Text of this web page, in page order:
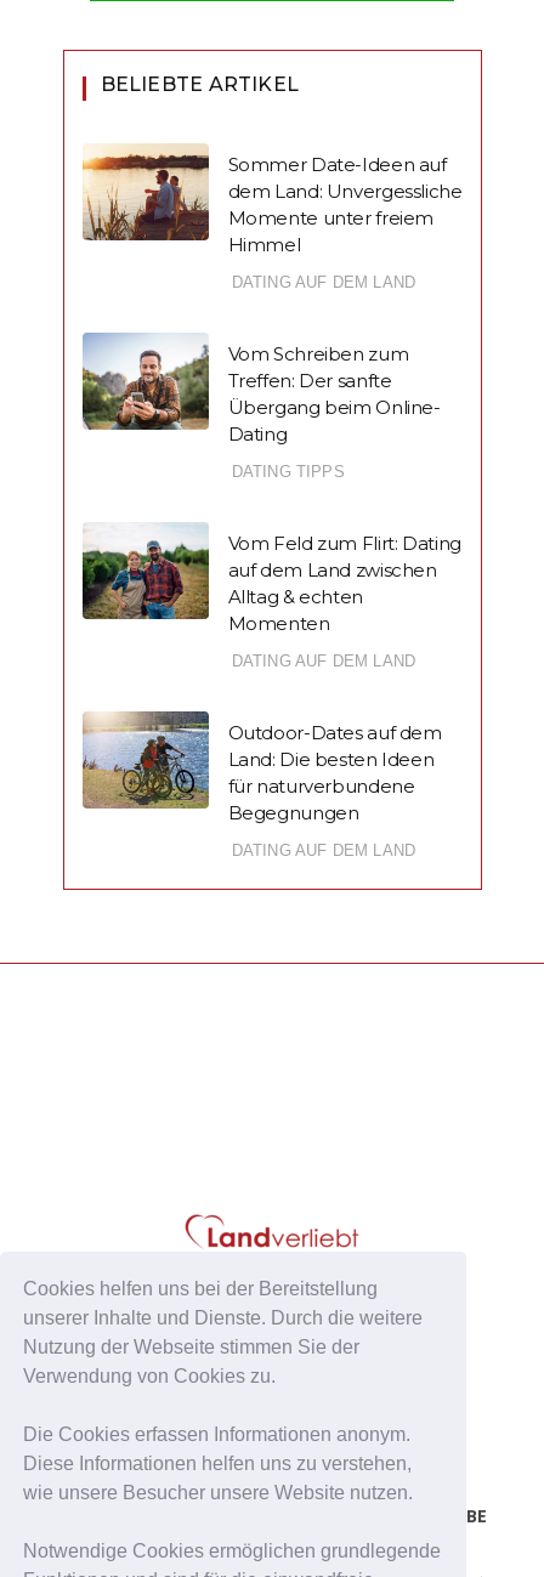
Cookies helfen uns bei der Bereitstellung
unserer Inhalte und Dienste. Durch die weitere
Nutzung der Webseite stimmen Sie der
Verwendung von Cookies zu.
Die Cookies erfassen Informationen anonym.
Diese Informationen helfen uns zu verstehen,
wie unsere Besucher unsere Website nutzen.
Notwendige Cookies ermöglichen grundlegende
BELIEBTE ARTIKEL
Sommer Date-Ideen auf
dem Land: Unvergessliche
Momente unter freiem
Himmel
DATING AUF DEM LAND
Vom Schreiben zum
Treffen: Der sanfte
Übergang beim Online-
Dating
DATING TIPPS
Vom Feld zum Flirt: Dating
auf dem Land zwischen
Alltag & echten
Momenten
DATING AUF DEM LAND
Outdoor-Dates auf dem
Land: Die besten Ideen
für naturverbundene
Begegnungen
DATING AUF DEM LAND
YOUTUBE